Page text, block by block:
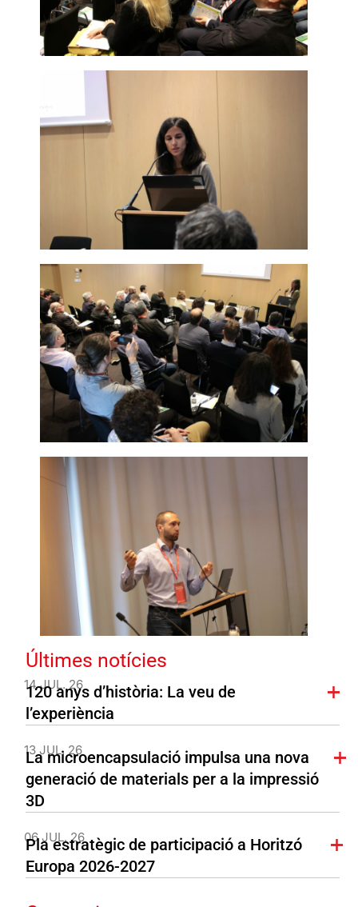
Últimes notícies
14 JUL. 26
120 anys d’història: La veu de
l’experiència
13 JUL. 26
La microencapsulació impulsa una nova
generació de materials per a la impressió
3D
06 JUL. 26
Pla estratègic de participació a Horitzó
Europa 2026-2027